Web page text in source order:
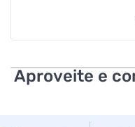
Altura: 31,195 cm
Comprimento: 5,2 cm
Aproveite e